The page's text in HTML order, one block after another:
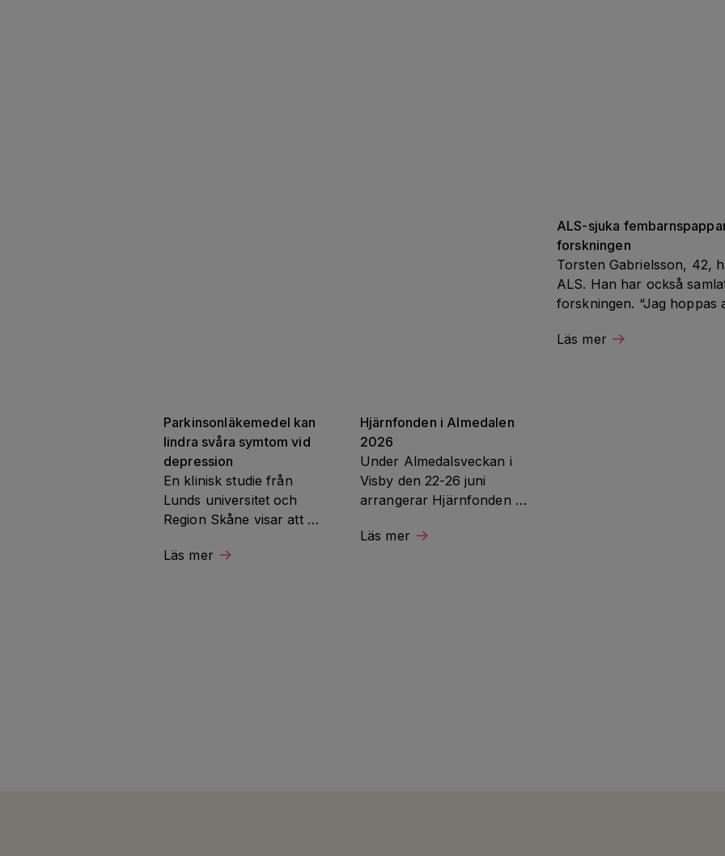
Parkinsonläkemedel kan
lindra svåra symtom vid
depression
En klinisk studie från
Lunds universitet och
Region Skåne visar att
pramipexol kan lindra
Läs mer
Hjärnfonden i Almedalen
2026
Under Almedalsveckan i
Visby den 22-26 juni
arrangerar Hjärnfonden
flera samtal om
Läs mer
ALS-sjuka
forskningen
Torsten Gabrielsson, 42,
ALS. Han har också
forskningen. “Jag hoppas
Läs mer